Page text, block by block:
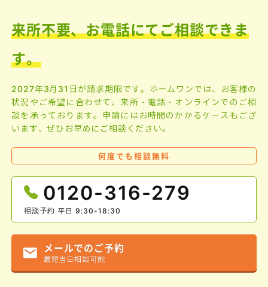
来所不要、お電話にてご相談できま
す。
2027年3月31日が請求期限です。ホームワンでは、お客様の
状況やご希望に合わせて、来所・電話・オンラインでのご相
談を承っております。申請にはお時間のかかるケースもござ
います、ぜひお早めにご相談ください。
何度でも相談無料
0120-316-279
相談予約 平日 9:30-18:30
メールでのご予約
最短当日相談可能